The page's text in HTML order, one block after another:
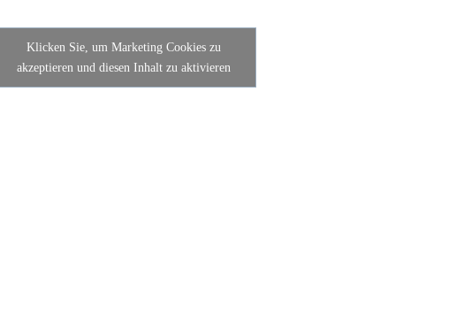
Klicken Sie, um Marketing Cookies zu
akzeptieren und diesen Inhalt zu aktivieren